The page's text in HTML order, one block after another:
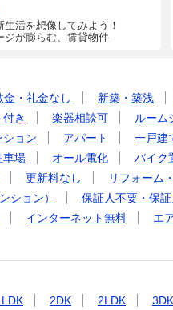
生活を想像してみよう！
ジが膨らむ、賃貸物件
金・礼金なし 新築・築浅
付き 楽器相談可 ルーム
ション アパート 一戸建
車場 オール電化 バイク
更新料なし
リフォーム
ション）
保証人不要・保
インターネット無料 エ
2DK 2LDK 3DK